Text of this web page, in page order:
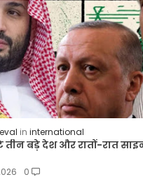
international
बड़े देश और रातों-रात
0